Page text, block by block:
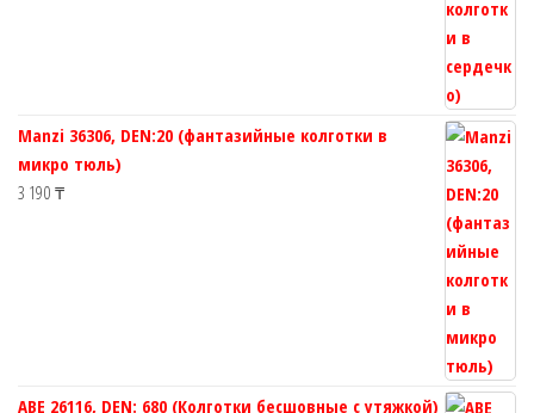
Manzi 36306, DEN:20 (фантазийные колготки в
микро тюль)
3 190 ₸
ABE 26116, DEN: 680 (Колготки бесшовные с утяжкой)